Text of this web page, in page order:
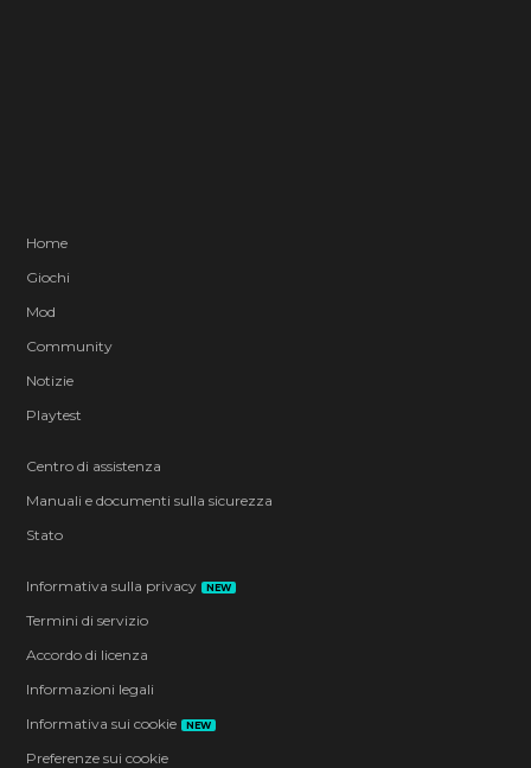
Home
Giochi
Mod
Community
Notizie
Playtest
Centro di assistenza
Manuali e documenti sulla sicurezza
Stato
Informativa sulla privacy NEW
Termini di servizio
Accordo di licenza
Informazioni legali
Informativa sui cookie
NEW
Preferenze sui cookie